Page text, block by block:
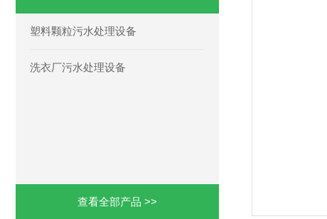
塑料颗粒污水处理设备
洗衣厂污水处理设备
查看全部产品 >>